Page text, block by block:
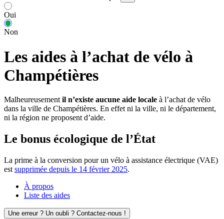
Oui
Non
Les aides à l’achat de vélo à
Champétières
Malheureusement il n’existe aucune aide locale à l’achat de vélo
dans la ville de Champétières. En effet ni la ville, ni le département,
ni la région ne proposent d’aide.
Le bonus écologique de l’État
La prime à la conversion pour un vélo à assistance électrique (VAE)
est supprimée depuis le 14 février 2025.
À propos
Liste des aides
Une erreur ? Un oubli ? Contactez-nous !